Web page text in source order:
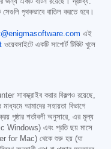
পৃথকভাবে বাতিল করতে হবে।
এই
ওয়েবসাইটে একটি সাপোর্ট টিকিট খুলে
সাবস্ক্রাইব করার বিকল্পও রয়েছে,
আমাদের সহায়তা বিভাগে
পৃষ্ঠার শর্তাবলী অনুসারে, এর মূল্য
এবং প্রতি ছয় মাসে
for Mac) থেকে শুরু হয় (যা